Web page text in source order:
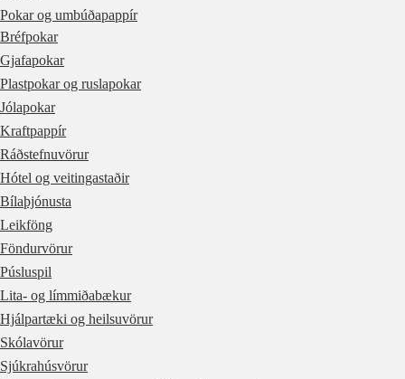
Pokar og umbúðapappír
Bréfpokar
Gjafapokar
Plastpokar og ruslapokar
Jólapokar
Kraftpappír
Ráðstefnuvörur
Hótel og veitingastaðir
Bílaþjónusta
Leikföng
Föndurvörur
Púsluspil
Lita- og límmiðabækur
Hjálpartæki og heilsuvörur
Skólavörur
Sjúkrahúsvörur